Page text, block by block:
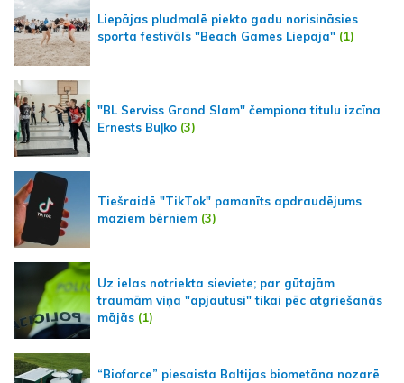
Liepājas pludmalē piekto gadu norisināsies
sporta festivāls "Beach Games Liepaja" (1)
"BL Serviss Grand Slam" čempiona titulu izcīna
Ernests Buļko (3)
Tiešraidē "TikTok" pamanīts apdraudējums
maziem bērniem (3)
Uz ielas notriekta sieviete; par gūtajām
traumām viņa "apjautusi" tikai pēc atgriešanās
mājās (1)
“Bioforce” piesaista Baltijas biometāna nozarē